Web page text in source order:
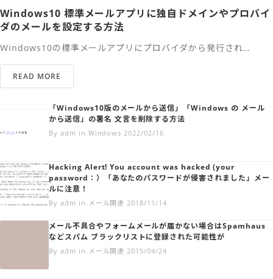
Windows10 標準メールアプリに独自ドメインやプロバイ
ダのメールを設定する方法
Windows10の標準メールアプリにプロバイダから発行され…
READ MORE
「Windows10版のメールから送信」「Windows の メール
から送信」の署名 文言を削除する方法
By adm in Windows 2022/02/16
Hacking Alert! You account was hacked (your
password：）「あなたのパスワードが侵害されました」メー
ルに注意！
By adm in メール関連 2018/11/14
メール不具合やフォームメールが届かない場合はSpamhaus
などスパム ブラックリストに登録された可能性が
By adm in メール関連 2015/04/24